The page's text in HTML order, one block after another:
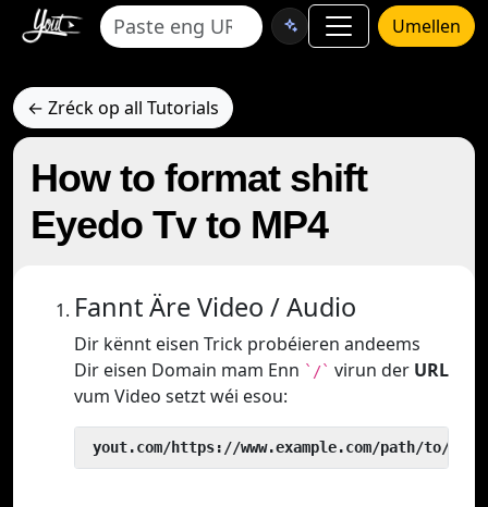
Umellen
← Zréck op all Tutorials
How to format shift
Eyedo Tv to MP4
Fannt Äre Video / Audio
Dir kënnt eisen Trick probéieren andeems
Dir eisen Domain mam Enn `/` virun der URL
vum Video setzt wéi esou:
yout.com/https://www.example.com/path/to/